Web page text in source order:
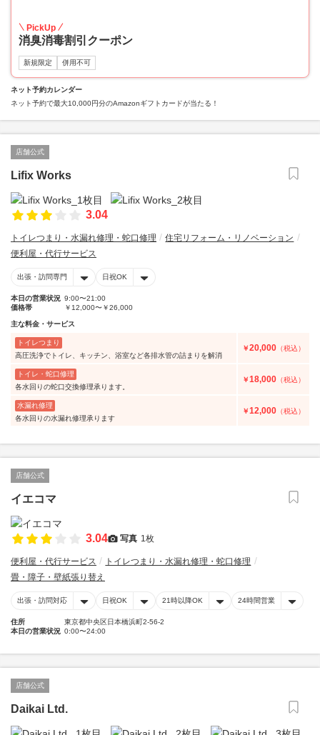
PickUp
消臭消毒割引クーポン
新規限定 併用不可
ネット予約カレンダー
ネット予約で最大10,000円分のAmazonギフトカードが当たる！
店舗公式
Lifix Works
3.04
トイレつまり・水漏れ修理・蛇口修理
住宅リフォーム・リノベーション
便利屋・代行サービス
出張・訪問専門 日祝OK
本日の営業状況 9:00〜21:00
価格帯
￥12,000〜￥26,000
主な料金・サービス
トイレつまり
高圧洗浄でトイレ、キッチン、浴室など各排水管の詰まりを解消
￥20,000 （税込）
トイレ・蛇口修理
各水回りの蛇口交換修理承ります。
￥18,000 （税込）
水漏れ修理
各水回りの水漏れ修理承ります
￥12,000 （税込）
店舗公式
イエコマ
3.04 写真 1枚
便利屋・代行サービス
トイレつまり・水漏れ修理・蛇口修理
畳・障子・壁紙張り替え
出張・訪問対応 日祝OK 21時以降OK 24時間営業
住所
東京都中央区日本橋浜町2-56-2
本日の営業状況 0:00〜24:00
店舗公式
Daikai Ltd.